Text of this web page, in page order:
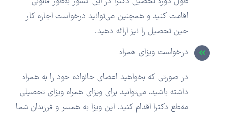
اقامت کنید و همچنین می‌توانید درخواست اجازه کار
حین تحصیل را نیز ارائه دهید.
درخواست ویزای همراه
در صورتی که بخواهید اعضای خانواده خود را به همراه
داشته باشید، می‌توانید برای ویزای همراه ویزای تحصیلی
مقطع دکترا اقدام کنید. این ویزا به همسر و فرزندان شما